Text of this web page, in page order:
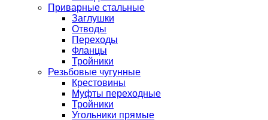
Приварные стальные
Заглушки
Отводы
Переходы
Фланцы
Тройники
Резьбовые чугунные
Крестовины
Муфты переходные
Тройники
Угольники прямые